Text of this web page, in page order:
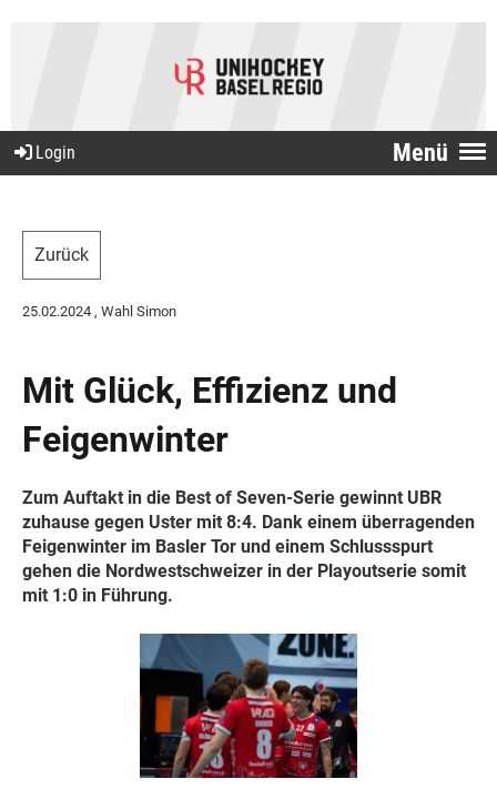
Menü
Login
Zurück
25.02.2024 , Wahl Simon
Mit Glück, Effizienz und
Feigenwinter
Zum Auftakt in die Best of Seven-Serie gewinnt UBR
zuhause gegen Uster mit 8:4. Dank einem überragenden
Feigenwinter im Basler Tor und einem Schlussspurt
gehen die Nordwestschweizer in der Playoutserie somit
mit 1:0 in Führung.